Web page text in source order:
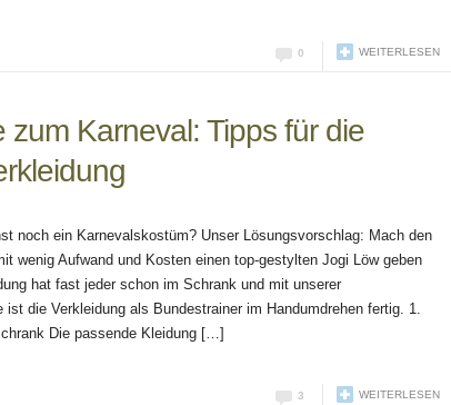
WEITERLESEN
0
zum Karneval: Tipps für die
noch ein Karnevalskostüm? Unser Lösungsvorschlag: Mach den
wenig Aufwand und Kosten einen top-gestylten Jogi Löw geben
hat fast jeder schon im Schrank und mit unserer
die Verkleidung als Bundestrainer im Handumdrehen fertig. 1.
Die passende Kleidung […]
WEITERLESEN
3